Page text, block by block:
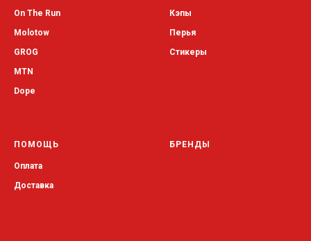
On The Run
Molotow
GROG
MTN
Dope
Кэпы
Перья
Стикеры
ПОМОЩЬ
Оплата
Доставка
БРЕНДЫ